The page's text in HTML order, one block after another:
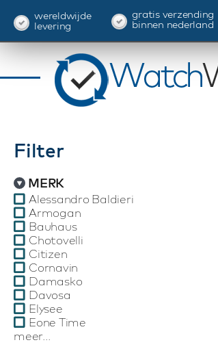
wereldwijde
levering
gratis verzending
binnen nederland
Filter
MERK
Alessandro Baldieri
Armogan
Bauhaus
Chotovelli
Citizen
Cornavin
Damasko
Davosa
Elysee
Eone Time
meer...